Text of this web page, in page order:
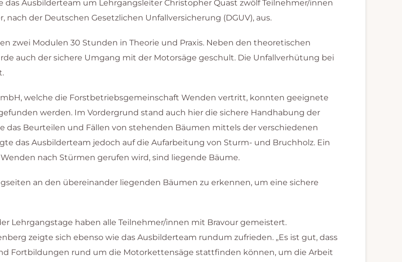
Ausbilderteam um Lehrgangsleiter Christopher Quast zwölf Teilnehmer/innen
der Deutschen Gesetzlichen Unfallversicherung (DGUV), aus.
zwei Modulen 30 Stunden in Theorie und Praxis. Neben den theoretischen
auch der sichere Umgang mit der Motorsäge geschult. Die Unfallverhütung bei
welche die Forstbetriebsgemeinschaft Wenden vertritt, konnten geeignete
werden. Im Vordergrund stand auch hier die sichere Handhabung der
das Beurteilen und Fällen von stehenden Bäumen mittels der verschiedenen
das Ausbilderteam jedoch auf die Aufarbeitung von Sturm- und Bruchholz. Ein
nach Stürmen gerufen wird, sind liegende Bäume.
an den übereinander liegenden Bäumen zu erkennen, um eine sichere
Lehrgangstage haben alle Teilnehmer/innen mit Bravour gemeistert.
zeigte sich ebenso wie das Ausbilderteam rundum zufrieden. „Es ist gut, dass
Fortbildungen rund um die Motorkettensäge stattfinden können, um die Arbeit